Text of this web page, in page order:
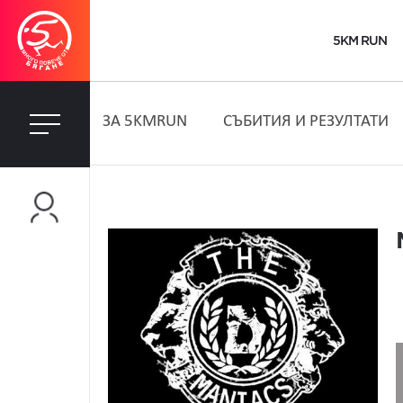
5KM RUN
ЗA 5KMRUN СЪБИТИЯ И РЕЗУЛТАТИ